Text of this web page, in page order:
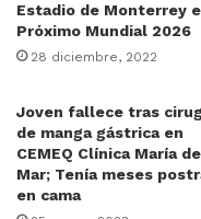
Estadio de Monterrey
Próximo Mundial 2026
28 diciembre, 2022
Joven fallece tras
de manga gástrica en
CEMEQ Clínica María
Mar; Tenía meses
en cama